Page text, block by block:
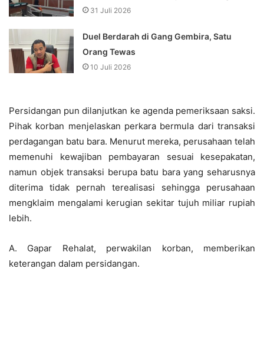
31 Juli 2026
Duel Berdarah di Gang Gembira, Satu
Orang Tewas
10 Juli 2026
Persidangan pun dilanjutkan ke agenda pemeriksaan saksi.
Pihak korban menjelaskan perkara bermula dari transaksi
perdagangan batu bara. Menurut mereka, perusahaan telah
memenuhi kewajiban pembayaran sesuai kesepakatan,
namun objek transaksi berupa batu bara yang seharusnya
diterima tidak pernah terealisasi sehingga perusahaan
mengklaim mengalami kerugian sekitar tujuh miliar rupiah
lebih.
A. Gapar Rehalat, perwakilan korban, memberikan
keterangan dalam persidangan.